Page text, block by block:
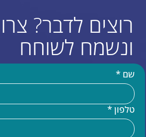
שם *
טלפון *
רוצים לדבר?
ונשמח לשוחח